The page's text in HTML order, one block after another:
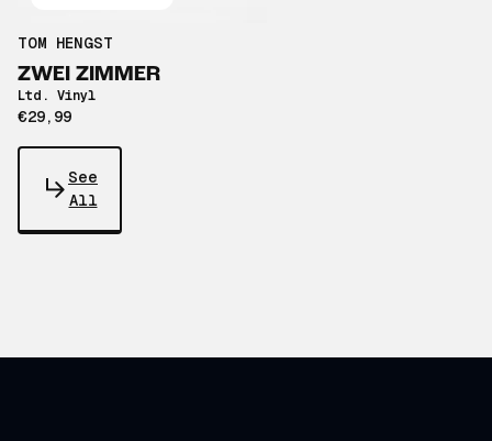
TOM HENGST
ZWEI ZIMMER
Ltd. Vinyl
€29,99
See
All